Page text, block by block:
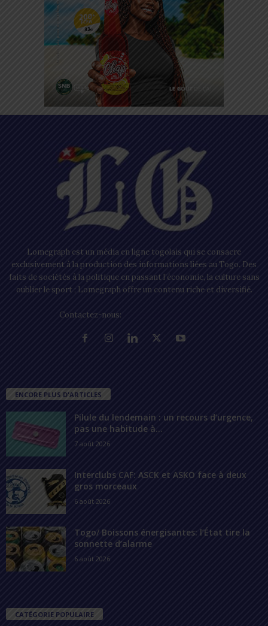
Lomegraph est un média en ligne togolais qui se consacre
exclusivement à la production des informations liées au Togo. Des
faits de sociétés à la politique en passant l’économie, la culture sans
oublier le sport ; Lomegraph offre un contenu riche et diversifié.
Contactez-nous:
ENCORE PLUS D'ARTICLES
Pilule du lendemain : un recours d’urgence,
pas une habitude à...
7 août 2026
Interclubs CAF: ASCK et ASKO face à deux
gros morceaux
6 août 2026
Togo/ Boissons énergisantes: l’État tire la
sonnette d’alarme
6 août 2026
CATÉGORIE POPULAIRE